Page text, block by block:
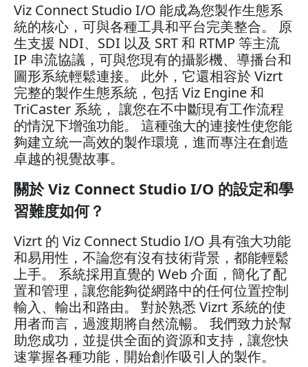
Viz Connect Studio I/O 能成為您製作生態系
統的核心，可與各種工具和平台完美整合。 原
生支援 NDI、SDI 以及 SRT 和 RTMP 等主流
IP 串流協議，可與您現有的攝影機、導播台和
圖形系統輕鬆連接。 此外，它還相容於 Vizrt
完整的製作生態系統，包括 Viz Engine 和
TriCaster 系統， 讓您在不中斷現有工作流程
的情況下增強功能。 這種強大的連接性使您能
夠建立統一高效的製作環境，進而專注在創造
卓越的視覺故事。
關於 Viz Connect Studio I/O 的設定和學
習難度如何？
Vizrt 的 Viz Connect Studio I/O 具有強大功能
和易用性，不論您有沒有技術背景，都能輕鬆
上手。 系統採用直覺的 Web 介面，簡化了配
置和管理，讓您能夠從網路中的任何位置控制
輸入、輸出和路由。 對於熟悉 Vizrt 系統的使
用者而言，過渡期將自然流暢。 我們致力於幫
助您成功，並提供全面的資源和支持，讓您快
速掌握各種功能，開始創作吸引人的製作。